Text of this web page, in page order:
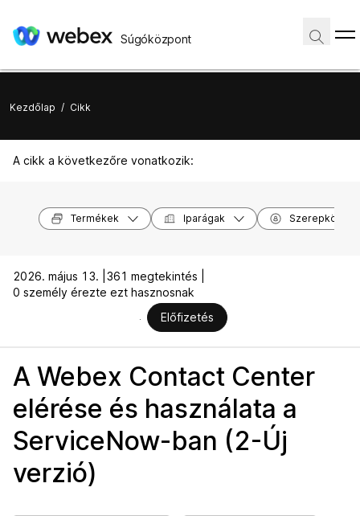
Súgóközpont
Kezdőlap / Cikk
A cikk a következőre vonatkozik:
Termékek Iparágak Szerepkörök
2026. május 13. | 361 megtekintés |
0 személy érezte ezt hasznosnak
Előfizetés
A Webex Contact Center
elérése és használata a
ServiceNow-ban (2-Új
verzió)